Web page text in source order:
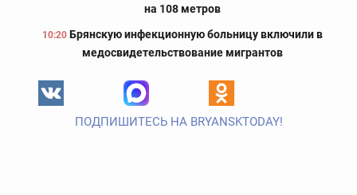
на 108 метров
10:20 Брянскую инфекционную больницу включили в
медосвидетельствование мигрантов
ПОДПИШИТЕСЬ НА BRYANSKTODAY!